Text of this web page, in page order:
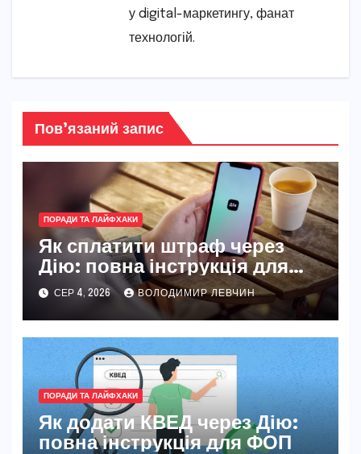
у digital-маркетингу, фанат
технологій.
Пов’язаний запис
ПОРАДИ ТА ЛАЙФХАКИ
Як сплатити штраф через
Дію: повна інструкція для
новачків і досвідчених
СЕР 4, 2026 ВОЛОДИМИР ЛЕВЧИН
ПОРАДИ ТА ЛАЙФХАКИ
Як додати КВЕД через Дію:
повна інструкція для ФОП